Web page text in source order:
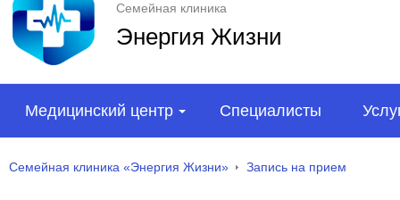
Семейная клиника
Энергия Жизни
Медицинский центр Специалисты
Семейная клиника «Энергия Жизни» Запись на прием